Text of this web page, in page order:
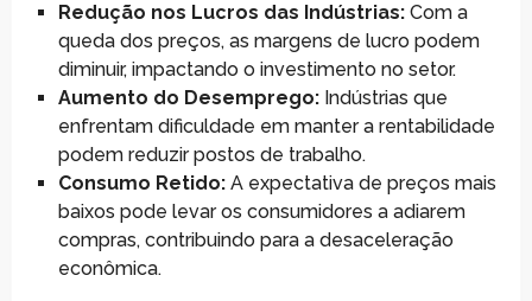
Redução nos Lucros das Indústrias:Com a
queda dos preços, as margens de lucro podem
diminuir, impactando o investimento no setor.
Aumento do Desemprego:Indústrias que
enfrentam dificuldade em manter a rentabilidade
podem reduzir postos de trabalho.
Consumo Retido:A expectativa de preços mais
baixos pode levar os consumidores a adiarem
compras, contribuindo para a desaceleração
econômica.